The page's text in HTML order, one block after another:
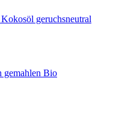
Kokosöl geruchsneutral
gemahlen Bio